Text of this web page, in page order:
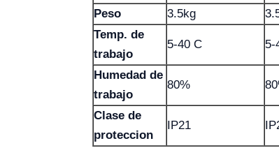
Peso 3.5kg
Temp. de
trabajo
5-40 C 5-
Humedad de
trabajo
80%
Clase de
proteccion
IP21